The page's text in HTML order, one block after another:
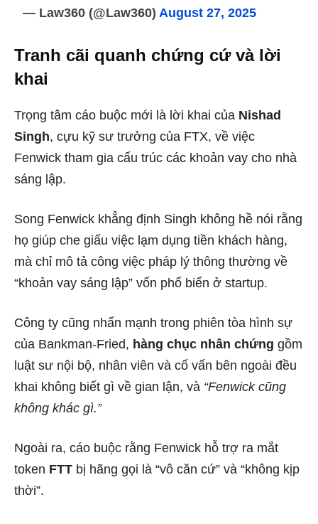
— Law360 (@Law360)August 27, 2025
Tranh cãi quanh chứng cứ và lời
khai
Trọng tâm cáo buộc mới là lời khai của Nishad
Singh, cựu kỹ sư trưởng của FTX, về việc
Fenwick tham gia cấu trúc các khoản vay cho nhà
sáng lập.
Song Fenwick khẳng định Singh không hề nói rằng
họ giúp che giấu việc lạm dụng tiền khách hàng,
mà chỉ mô tả công việc pháp lý thông thường về
“khoản vay sáng lập” vốn phổ biến ở startup.
Công ty cũng nhấn mạnh trong phiên tòa hình sự
của Bankman-Fried, hàng chục nhân chứng gồm
luật sư nội bộ, nhân viên và cố vấn bên ngoài đều
khai không biết gì về gian lận, và “Fenwick cũng
không khác gì.”
Ngoài ra, cáo buộc rằng Fenwick hỗ trợ ra mắt
token FTT bị hãng gọi là “vô căn cứ” và “không kịp
thời”.